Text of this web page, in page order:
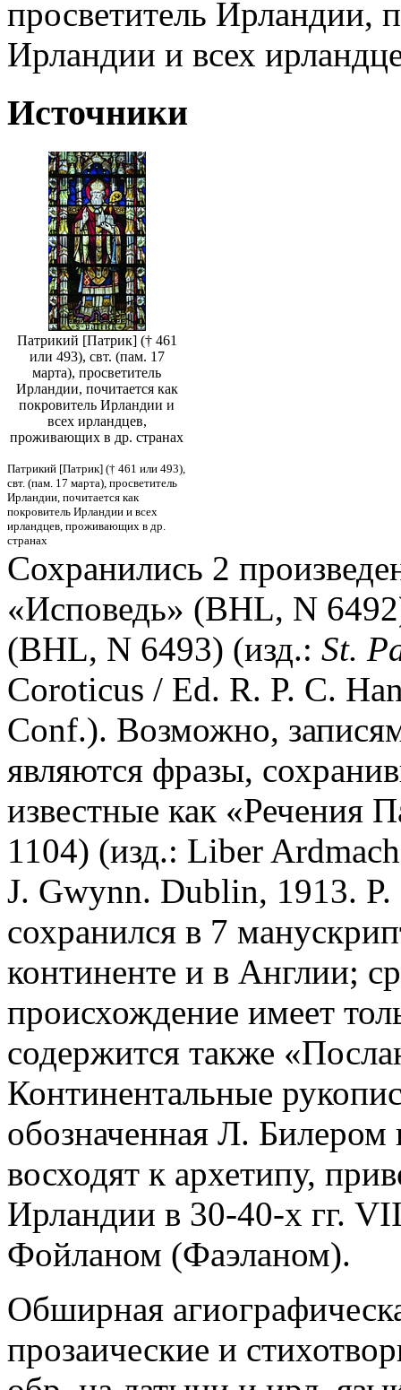
просветитель Ирландии,
Ирландии и всех
Источники
Патрикий [Патрик] († 461
или 493), свт. (пам. 17
марта), просветитель
Ирландии, почитается как
покровитель Ирландии и
всех ирландцев,
проживающих в др. странах
Патрикий [Патрик] († 461 или 493),
свт. (пам. 17 марта), просветитель
Ирландии, почитается как
покровитель Ирландии и всех
ирландцев, проживающих в др.
странах
Сохранились 2
«Исповедь» (BHL, N
(BHL, N 6493) (изд.: St.
Coroticus / Ed. R. P. C.
Conf.). Возможно,
являются фразы,
известные как «Речения
1104) (изд.: Liber
J. Gwynn. Dublin, 1913.
сохранился в 7
континенте и в Англии;
происхождение имеет
содержится также
Континентальные
обозначенная Л.
восходят к архетипу,
Ирландии в 30-40-х гг.
Фойланом (Фаэланом).
Обширная
прозаические и